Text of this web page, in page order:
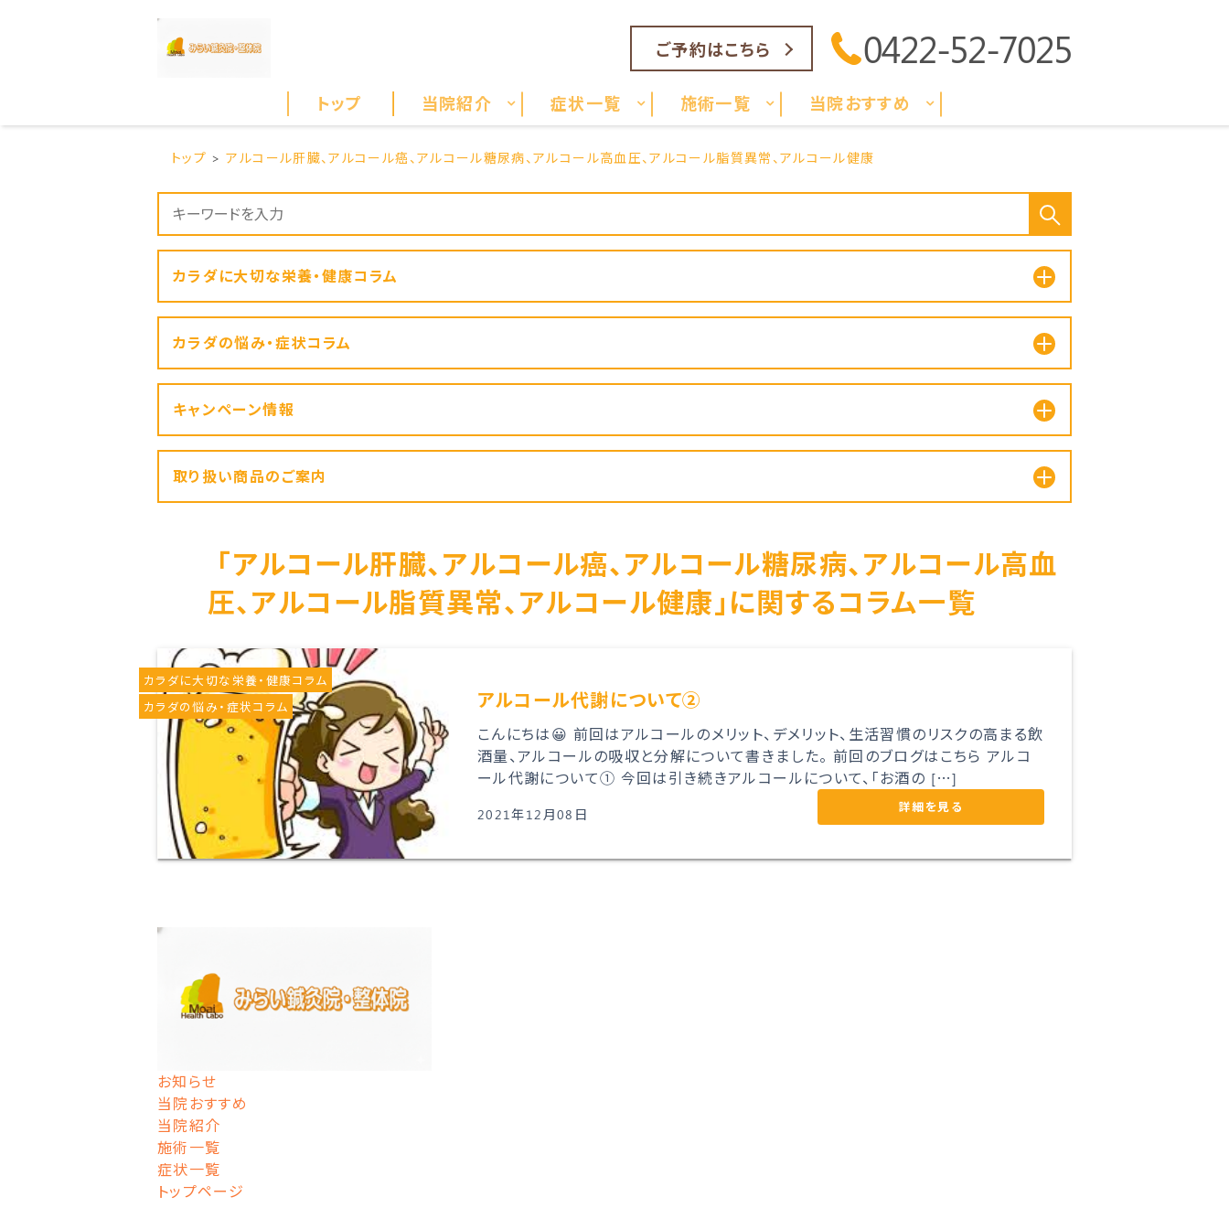
ご予約はこちら 0422-52-7025
トップ 当院紹介 症状一覧 施術一覧 当院おすすめ
トップ アルコール肝臓、アルコール癌、アルコール糖尿病、アルコール高血圧、アルコール脂質異常、アルコール健康
カラダに大切な栄養・健康コラム
カラダの悩み・症状コラム
キャンペーン情報
取り扱い商品のご案内
「アルコール肝臓、アルコール癌、アルコール糖尿病、アルコール高血
圧、アルコール脂質異常、アルコール健康」に関するコラム一覧
アルコール代謝について②
こんにちは😀 前回はアルコールのメリット、デメリット、生活習慣のリスクの高まる飲
酒量、アルコールの吸収と分解について書きました。 前回のブログはこちら アルコ
ール代謝について① 今回は引き続きアルコールについて、「お酒の […]
2021年12月08日 詳細を見る
カラダに大切な栄養・健康コラム
カラダの悩み・症状コラム
お知らせ
当院おすすめ
当院紹介
施術一覧
症状一覧
トップページ